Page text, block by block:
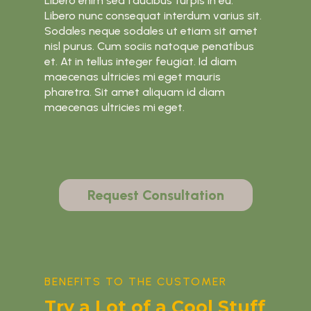
Libero nunc consequat interdum varius sit.
Sodales neque sodales ut etiam sit amet
nisl purus. Cum sociis natoque penatibus
et. At in tellus integer feugiat. Id diam
maecenas ultricies mi eget mauris
pharetra. Sit amet aliquam id diam
maecenas ultricies mi eget.
Request Consultation
BENEFITS TO THE CUSTOMER
Try a Lot of a Cool Stuff